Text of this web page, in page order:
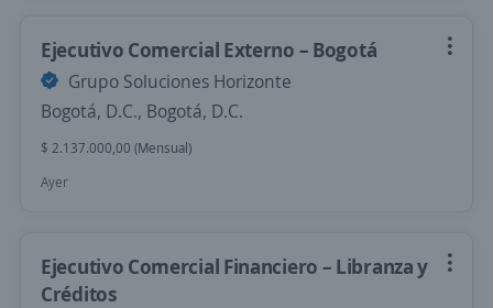
Ejecutivo Comercial Externo – Bogotá
Grupo Soluciones Horizonte
Bogotá, D.C., Bogotá, D.C.
$ 2.137.000,00 (Mensual)
Ayer
Ejecutivo Comercial Financiero – Libranza y
Créditos